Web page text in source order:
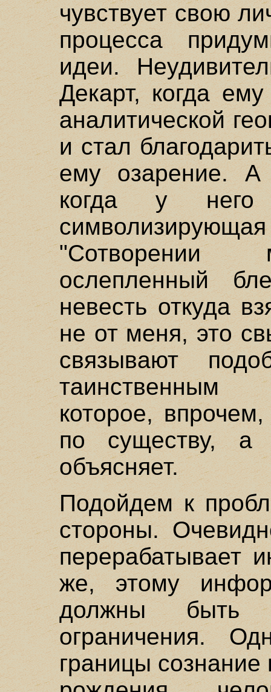
чувствует свою
процесса
идеи.
Декарт, когда
аналитической
и стал
ему озарение. А
когда у него
"Сотворении
ослепленный
невесть откуда
не от меня, это
связывают
таинственным
которое,
по существу, а
объясняет.
Подойдем к
стороны.
перерабатывает
же, этому
должны быть
ограничения.
границы сознание